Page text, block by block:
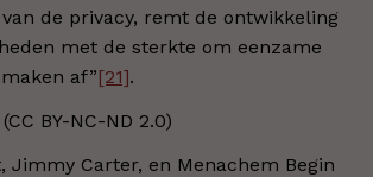
de privacy, remt de ontwikkeling
met de sterkte om eenzame
af”[21].
Jimmy Carter, en Menachem Begin